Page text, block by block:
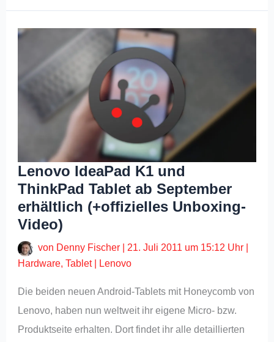
Lenovo IdeaPad K1 und
ThinkPad Tablet ab September
erhältlich (+offizielles Unboxing-
Video)
von Denny Fischer |21. Juli 2011 um 15:12 Uhr
Hardware,Tablet| Lenovo
Die beiden neuen Android-Tablets mit Honeycomb von
Lenovo, haben nun weltweit ihr eigene Micro- bzw.
Produktseite erhalten. Dort findet ihr alle detaillierten